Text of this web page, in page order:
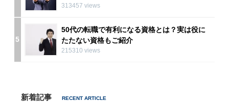
313457 views
5
50代の転職で有利になる資格とは？実は役に
たたない資格もご紹介
215310 views
新着記事